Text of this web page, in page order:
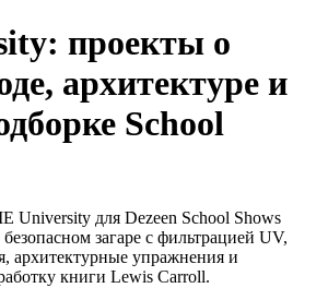
проекты о
архитектуре и
School
University для Dezeen School Shows
загаре с фильтрацией UV,
архитектурные упражнения и
книги Lewis Carroll.